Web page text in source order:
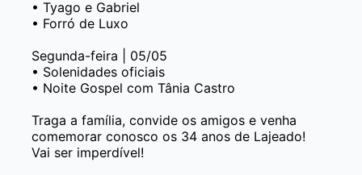
• Tyago e Gabriel
• Forró de Luxo
Segunda-feira | 05/05
• Solenidades oficiais
• Noite Gospel com Tânia Castro
Traga a família, convide os amigos e venha
comemorar conosco os 34 anos de Lajeado!
Vai ser imperdível!